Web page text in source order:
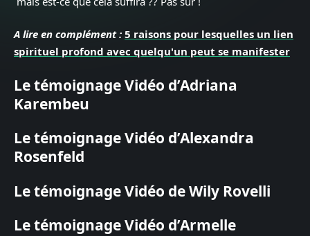
A lire en complément : 5 raisons pour lesquelles un lien
spirituel profond avec quelqu'un peut se manifester
Le témoignage Vidéo d’Adriana
Karembeu
Le témoignage Vidéo d’Alexandra
Rosenfeld
Le témoignage Vidéo de Wily Rovelli
Le témoignage Vidéo d’Armelle